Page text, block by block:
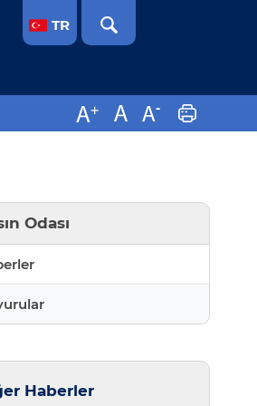
TR
Odası
Haberler